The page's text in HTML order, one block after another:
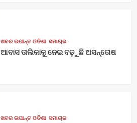
ଖବର ଉପାନ୍ତ ଓଡିଶା ସମାଚାର
ଆବାସ ତାଲିକାକୁ ନେଇ ବଢ଼ୁଛି ଅସନ୍ତୋଷ
ଖବର ଉପାନ୍ତ ଓଡିଶା ସମାଚାର